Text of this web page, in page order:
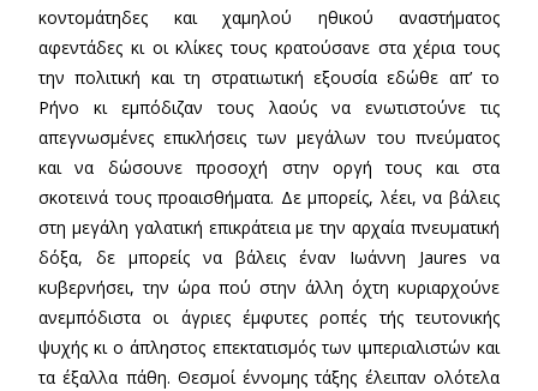
κοντομάτηδες και χαμηλού ηθικού αναστήματος
αφεντάδες κι οι κλίκες τους κρατούσανε στα χέρια τους
την πολιτική και τη στρατιωτική εξουσία εδώθε απ’ το
Ρήνο κι εμπόδιζαν τους λαούς να ενωτιστούνε τις
απεγνωσμένες επικλήσεις των μεγάλων του πνεύματος
και να δώσουνε προσοχή στην οργή τους και στα
σκοτεινά τους προαισθήματα. Δε μπορείς, λέει, να βάλεις
στη μεγάλη γαλατική επικράτεια με την αρχαία πνευματική
δόξα, δε μπορείς να βάλεις έναν Ιωάννη Jaures να
κυβερνήσει, την ώρα πού στην άλλη όχτη κυριαρχούνε
ανεμπόδιστα οι άγριες έμφυτες ροπές τής τευτονικής
ψυχής κι ο άπληστος επεκτατισμός των ιμπεριαλιστών και
τα έξαλλα πάθη. Θεσμοί έννομης τάξης έλειπαν ολότελα